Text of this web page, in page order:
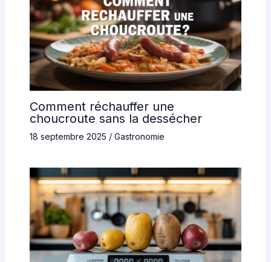
Comment réchauffer une
choucroute sans la dessécher
18 septembre 2025 / Gastronomie